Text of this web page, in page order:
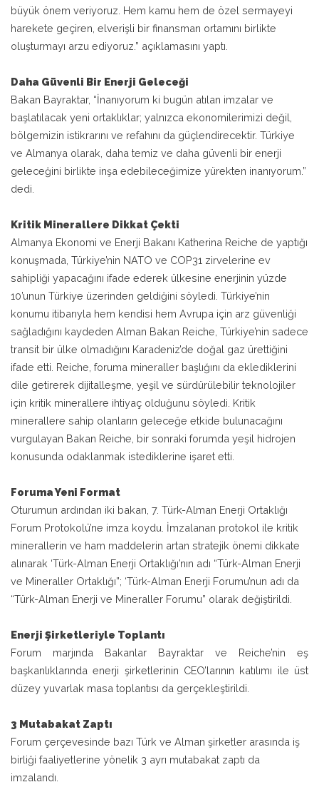
büyük önem veriyoruz. Hem kamu hem de özel sermayeyi
harekete geçiren, elverişli bir finansman ortamını birlikte
oluşturmayı arzu ediyoruz.” açıklamasını yaptı.
Daha Güvenli Bir Enerji Geleceği
Bakan Bayraktar, “İnanıyorum ki bugün atılan imzalar ve
başlatılacak yeni ortaklıklar; yalnızca ekonomilerimizi değil,
bölgemizin istikrarını ve refahını da güçlendirecektir. Türkiye
ve Almanya olarak, daha temiz ve daha güvenli bir enerji
geleceğini birlikte inşa edebileceğimize yürekten inanıyorum.”
dedi.
Kritik Minerallere Dikkat Çekti
Almanya Ekonomi ve Enerji Bakanı Katherina Reiche de yaptığı
konuşmada, Türkiye’nin NATO ve COP31 zirvelerine ev
sahipliği yapacağını ifade ederek ülkesine enerjinin yüzde
10’unun Türkiye üzerinden geldiğini söyledi. Türkiye’nin
konumu itibarıyla hem kendisi hem Avrupa için arz güvenliği
sağladığını kaydeden Alman Bakan Reiche, Türkiye’nin sadece
transit bir ülke olmadığını Karadeniz’de doğal gaz ürettiğini
ifade etti. Reiche, foruma mineraller başlığını da eklediklerini
dile getirerek dijitalleşme, yeşil ve sürdürülebilir teknolojiler
için kritik minerallere ihtiyaç olduğunu söyledi. Kritik
minerallere sahip olanların geleceğe etkide bulunacağını
vurgulayan Bakan Reiche, bir sonraki forumda yeşil hidrojen
konusunda odaklanmak istediklerine işaret etti.
Foruma Yeni Format
Oturumun ardından iki bakan, 7. Türk-Alman Enerji Ortaklığı
Forum Protokolü’ne imza koydu. İmzalanan protokol ile kritik
minerallerin ve ham maddelerin artan stratejik önemi dikkate
alınarak ‘Türk-Alman Enerji Ortaklığı’nın adı “Türk-Alman Enerji
ve Mineraller Ortaklığı”; ‘Türk-Alman Enerji Forumu’nun adı da
“Türk-Alman Enerji ve Mineraller Forumu” olarak değiştirildi.
Enerji Şirketleriyle Toplantı
Forum marjında Bakanlar Bayraktar ve Reiche’nin eş
başkanlıklarında enerji şirketlerinin CEO’larının katılımı ile üst
düzey yuvarlak masa toplantısı da gerçekleştirildi.
3 Mutabakat Zaptı
Forum çerçevesinde bazı Türk ve Alman şirketler arasında iş
birliği faaliyetlerine yönelik 3 ayrı mutabakat zaptı da
imzalandı.